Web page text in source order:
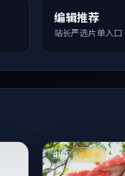
编辑推荐
站长严选片单入口
中国 连载中